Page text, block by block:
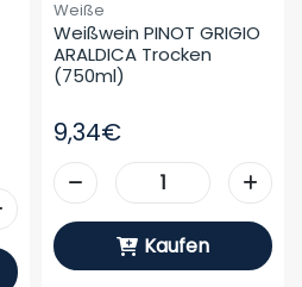
Weiße
Weißwein PINOT GRIGIO
ARALDICA Trocken
(750ml)
9,34€
Kaufen